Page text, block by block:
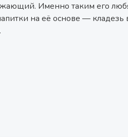
Именно таким его
на её основе —